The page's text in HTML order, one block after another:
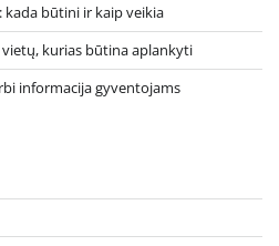
būtini ir kaip veikia
kurias būtina aplankyti
informacija gyventojams